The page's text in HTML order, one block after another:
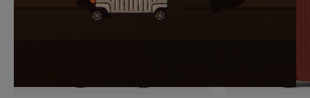
PAUSE
SON